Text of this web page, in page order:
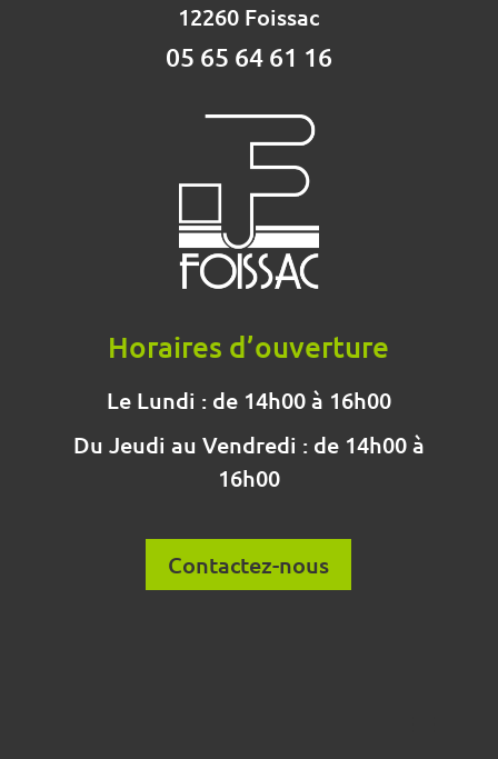
12260 Foissac
05 65 64 61 16
Horaires d’ouverture
Le Lundi : de 14h00 à 16h00
Du Jeudi au Vendredi : de 14h00 à
16h00
Contactez-nous